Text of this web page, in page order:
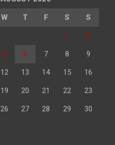
W T F S S
1 2
5 6 7 8 9
12 13 14 15 16
19 20 21 22 23
26 27 28 29 30